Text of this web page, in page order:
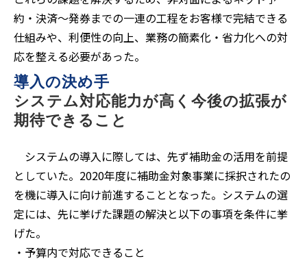
約・決済～発券までの一連の工程をお客様で完結できる
仕組みや、利便性の向上、業務の簡素化・省力化への対
応を整える必要があった。
導入の決め手
システム対応能力が高く今後の拡張が
期待できること
システムの導入に際しては、先ず補助金の活用を前提
としていた。2020年度に補助金対象事業に採択されたの
を機に導入に向け前進することとなった。システムの選
定には、先に挙げた課題の解決と以下の事項を条件に挙
げた。
・予算内で対応できること